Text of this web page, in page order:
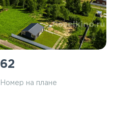
62
Номер на плане